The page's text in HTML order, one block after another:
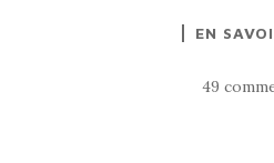
EN
49